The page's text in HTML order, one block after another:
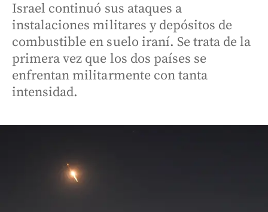
Israel continuó sus ataques a
instalaciones militares y depósitos de
combustible en suelo iraní. Se trata de la
primera vez que los dos países se
enfrentan militarmente con tanta
intensidad.